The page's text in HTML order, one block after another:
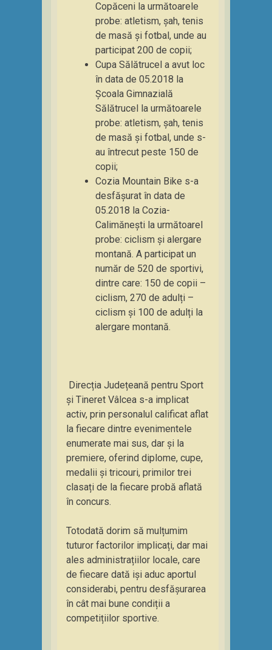
Copăceni la următoarele
probe: atletism, șah, tenis
de masă și fotbal, unde au
participat 200 de copii;
Cupa Sălătrucel a avut loc
în data de 05.2018 la
Școala Gimnazială
Sălătrucel la următoarele
probe: atletism, șah, tenis
de masă și fotbal, unde s-
au întrecut peste 150 de
copii;
Cozia Mountain Bike s-a
desfășurat în data de
05.2018 la Cozia-
Calimănești la următoarel
probe: ciclism și alergare
montană. A participat un
număr de 520 de sportivi,
dintre care: 150 de copii –
ciclism, 270 de adulți –
ciclism și 100 de adulți la
alergare montană.
Direcția Județeană pentru Sport
și Tineret Vâlcea s-a implicat
activ, prin personalul calificat aflat
la fiecare dintre evenimentele
enumerate mai sus, dar și la
premiere, oferind diplome, cupe,
medalii și tricouri, primilor trei
clasați de la fiecare probă aflată
în concurs.
Totodată dorim să mulțumim
tuturor factorilor implicați, dar mai
ales administrațiilor locale, care
de fiecare dată iși aduc aportul
considerabi, pentru desfășurarea
în cât mai bune condiții a
competițiilor sportive.